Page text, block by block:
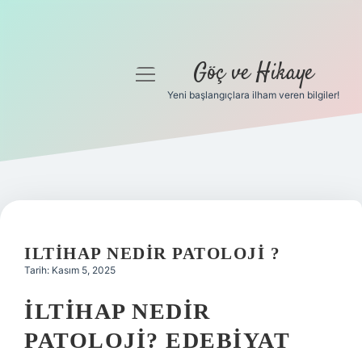
Gizlilik Politikası
Yasal Uyarı
menüyü
Göç ve Hikaye
Yeni başlangıçlara ilham veren bilgiler!
ILTIHAP NEDIR PATOLOJI ?
Tarih: Kasım 5, 2025
İLTIHAP NEDIR
PATOLOJI? EDEBIYAT